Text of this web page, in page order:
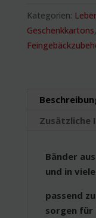
Kategorien:
Geschenkkartons,
Zusätzliche
Bänder
und in
passend
sorgen für